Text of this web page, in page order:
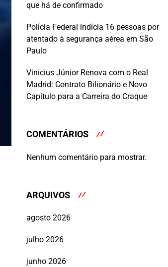
que há de confirmado
Polícia Federal indícia 16 pessoas por
atentado à segurança aérea em São
Paulo
Vinicius Júnior Renova com o Real
Madrid: Contrato Bilionário e Novo
Capítulo para a Carreira do Craque
COMENTÁRIOS
Nenhum comentário para mostrar.
ARQUIVOS
agosto 2026
julho 2026
junho 2026